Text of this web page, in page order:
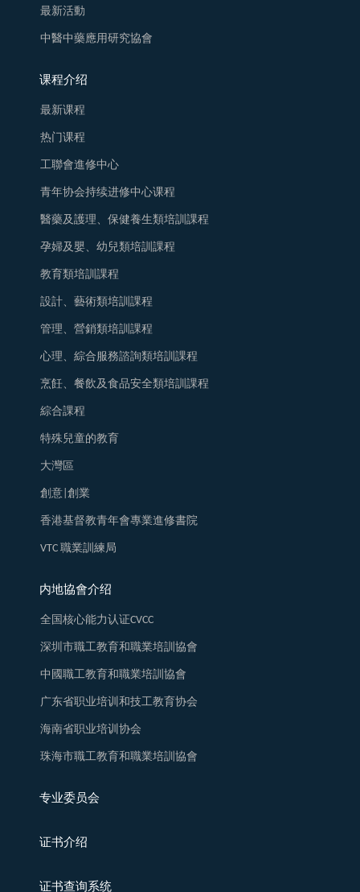
最新活動
中醫中藥應用研究協會
课程介绍
最新课程
热门课程
工聯會進修中心
青年协会持续进修中心课程
醫藥及護理、保健養生類培訓課程
孕婦及嬰、幼兒類培訓課程
教育類培訓課程
設計、藝術類培訓課程
管理、營銷類培訓課程
心理、綜合服務諮詢類培訓課程
烹飪、餐飲及食品安全類培訓課程
綜合課程
特殊兒童的教育
大灣區
創意|創業
香港基督教青年會專業進修書院
VTC 職業訓練局
内地協會介绍
全国核心能力认证CVCC
深圳市職工教育和職業培訓協會
中國職工教育和職業培訓協會
广东省职业培训和技工教育协会
海南省职业培训协会
珠海市職工教育和職業培訓協會
专业委员会
证书介绍
证书查询系统